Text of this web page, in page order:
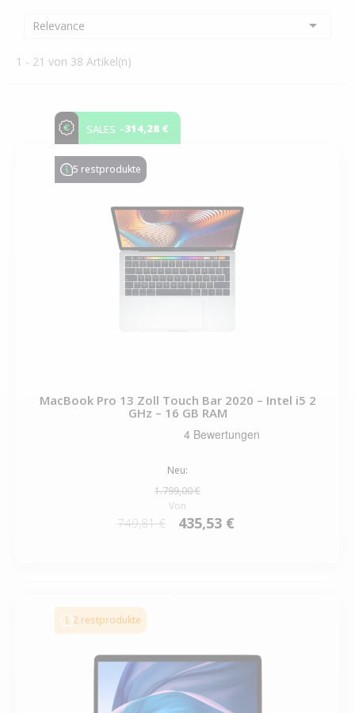
Relevance 
1 - 21 von 38 Artikel(n)
SALES -314,28 €
5 restprodukte
MacBook Pro 13 Zoll Touch Bar 2020 – Intel i5 2
GHz – 16 GB RAM
Neu:
1.799,00 €
Von
749,81 € 435,53 €
2 restprodukte